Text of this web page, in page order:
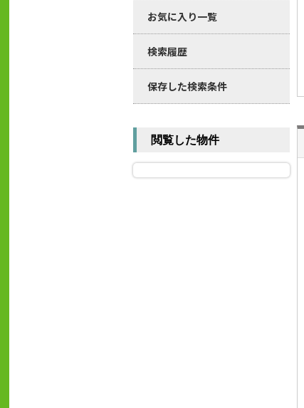
お気に入り一覧
検索履歴
保存した検索条件
閲覧した物件